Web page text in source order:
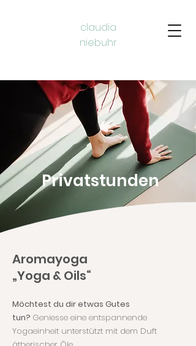
claudia
niebuhr​
Privatstunden
Aromayoga
„Yoga & Oils“
Möchtest du dir etwas Gutes
tun? Geniesse eine entspannende
Yogaeinheit unterstützt mit dem Duft